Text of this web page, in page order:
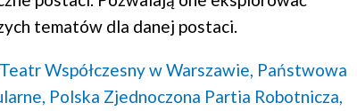
tematów dla danej postaci.
Teatr Współczesny w Warszawie, Państwowa
Polska Zjednoczona Partia Robotnicza,